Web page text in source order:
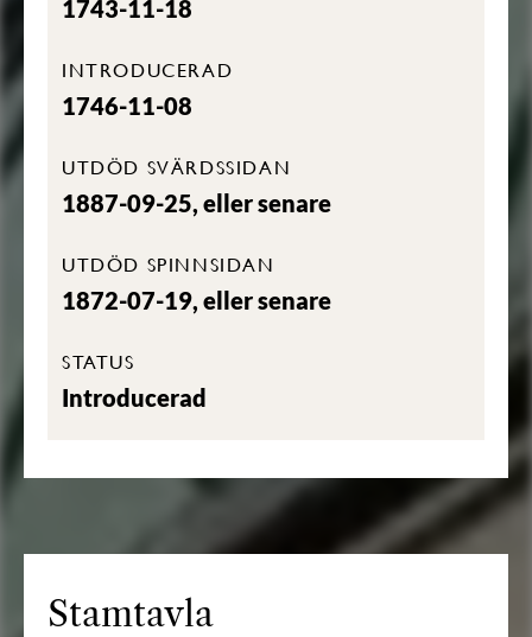
1743-11-18
INTRODUCERAD
1746-11-08
UTDÖD SVÄRDSSIDAN
1887-09-25, eller senare
UTDÖD SPINNSIDAN
1872-07-19, eller senare
STATUS
Introducerad
Stamtavla